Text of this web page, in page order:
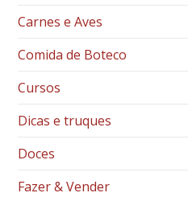
Carnes e Aves
Comida de Boteco
Cursos
Dicas e truques
Doces
Fazer & Vender